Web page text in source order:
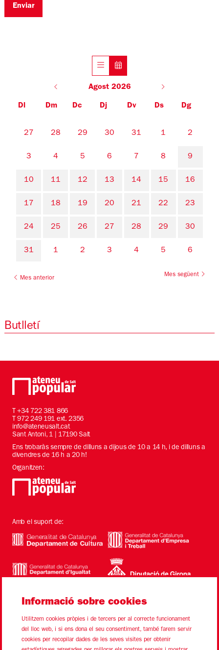
Enviar
Agost 2026
Dl Dm Dc Dj Dv Ds Dg
No hi ha cap activitat aquest mes
27 28 29 30 31 1 2
3 4 5 6 7 8 9
10 11 12 13 14 15 16
17 18 19 20 21 22 23
24 25 26 27 28 29 30
31 1 2 3 4 5 6
Mes anterior
Mes següent
Butlletí
T+34 722 381 866
T 972 249 191 ext. 2356
info@ateneusalt.cat
Sant Antoni, 1 | 17190 Salt
Ens trobaràs sempre de dilluns a dijous de 10 a 14 h, i de dilluns a
divendres de 16 h a 20 h!
Organitzen:
Amb el suport de:
Informació sobre cookies
Utilitzem cookies pròpies i de tercers per al correcte funcionament
del lloc web, i si ens dona el seu consentiment, també farem servir
cookies per recopilar dades de les seves visites per obtenir